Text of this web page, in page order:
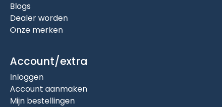
Blogs
Dealer worden
Onze merken
Account/extra
Inloggen
Account aanmaken
Mijn bestellingen